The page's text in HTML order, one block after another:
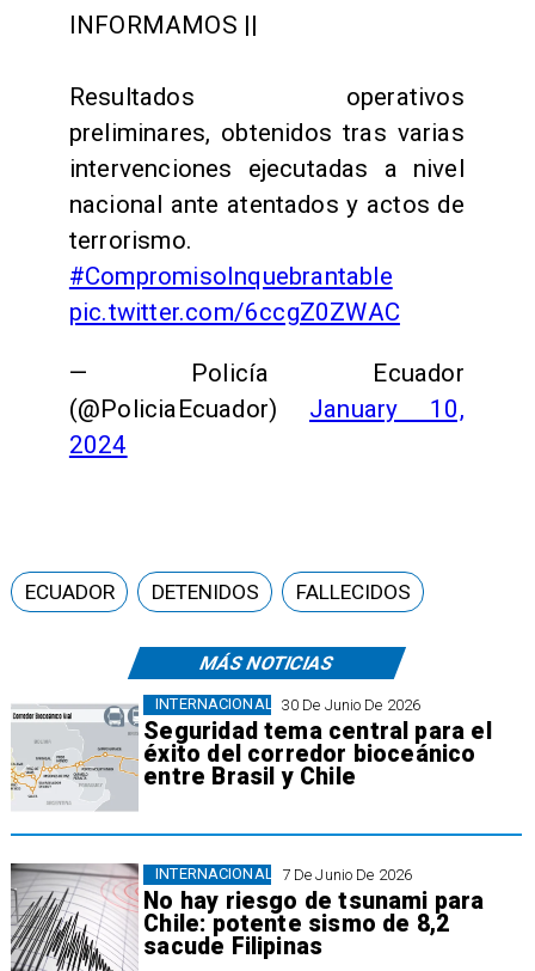
INFORMAMOS ||
Resultados operativos
preliminares, obtenidos tras varias
intervenciones ejecutadas a nivel
nacional ante atentados y actos de
terrorismo.
#CompromisoInquebrantable
pic.twitter.com/6ccgZ0ZWAC
— Policía Ecuador
(@PoliciaEcuador) January 10,
2024
MÁS NOTICIAS
30 De Junio De 2026
Seguridad tema central para el
éxito del corredor bioceánico
entre Brasil y Chile
INTERNACIONAL
7 De Junio De 2026
No hay riesgo de tsunami para
Chile: potente sismo de 8,2
sacude Filipinas
INTERNACIONAL
ECUADOR DETENIDOS FALLECIDOS